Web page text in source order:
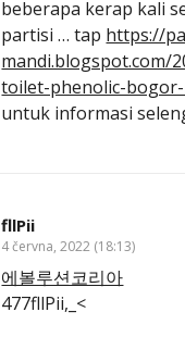
beberapa kerap kali
partisi … tap https://
mandi.blogspot.com/
toilet-phenolic-
untuk informasi
fllPii
4 června, 2022 (18:13)
에볼루션코리아
477fllPii,_<